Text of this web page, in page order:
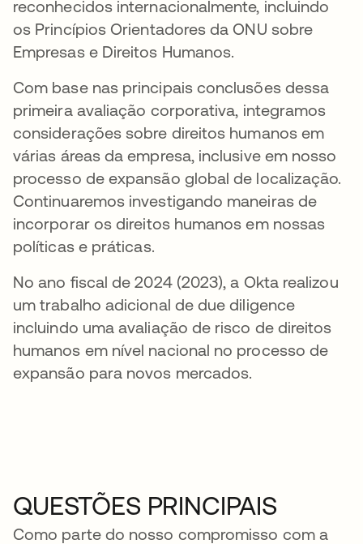
reconhecidos internacionalmente, incluindo
os Princípios Orientadores da ONU sobre
Empresas e Direitos Humanos.
Com base nas principais conclusões dessa
primeira avaliação corporativa, integramos
considerações sobre direitos humanos em
várias áreas da empresa, inclusive em nosso
processo de expansão global de localização.
Continuaremos investigando maneiras de
incorporar os direitos humanos em nossas
políticas e práticas.
No ano fiscal de 2024 (2023), a Okta realizou
um trabalho adicional de due diligence
incluindo uma avaliação de risco de direitos
humanos em nível nacional no processo de
expansão para novos mercados.
QUESTÕES PRINCIPAIS
Como parte do nosso compromisso com a